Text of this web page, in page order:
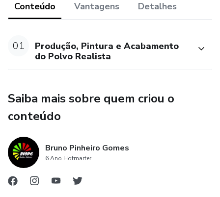
Conteúdo Vantagens Detalhes
01
Produção, Pintura e Acabamento
do Polvo Realista
Saiba mais sobre quem criou o
conteúdo
Bruno Pinheiro Gomes
6 Ano Hotmarter